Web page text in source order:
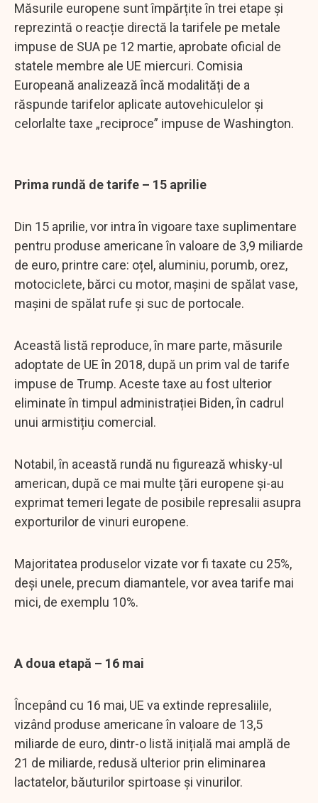
Măsurile europene sunt împărțite în trei etape și
reprezintă o reacție directă la tarifele pe metale
impuse de SUA pe 12 martie, aprobate oficial de
statele membre ale UE miercuri. Comisia
Europeană analizează încă modalități de a
răspunde tarifelor aplicate autovehiculelor și
celorlalte taxe „reciproce” impuse de Washington.
Prima rundă de tarife – 15 aprilie
Din 15 aprilie, vor intra în vigoare taxe suplimentare
pentru produse americane în valoare de 3,9 miliarde
de euro, printre care: oțel, aluminiu, porumb, orez,
motociclete, bărci cu motor, mașini de spălat vase,
mașini de spălat rufe și suc de portocale.
Această listă reproduce, în mare parte, măsurile
adoptate de UE în 2018, după un prim val de tarife
impuse de Trump. Aceste taxe au fost ulterior
eliminate în timpul administrației Biden, în cadrul
unui armistițiu comercial.
Notabil, în această rundă nu figurează whisky-ul
american, după ce mai multe țări europene și-au
exprimat temeri legate de posibile represalii asupra
exporturilor de vinuri europene.
Majoritatea produselor vizate vor fi taxate cu 25%,
deși unele, precum diamantele, vor avea tarife mai
mici, de exemplu 10%.
A doua etapă – 16 mai
Începând cu 16 mai, UE va extinde represaliile,
vizând produse americane în valoare de 13,5
miliarde de euro, dintr-o listă inițială mai amplă de
21 de miliarde, redusă ulterior prin eliminarea
lactatelor, băuturilor spirtoase și vinurilor.